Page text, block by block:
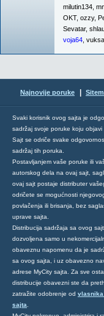
milutin134
OKT, ozzy,
Sevatar,
voja64
Najnovije poruke
Svaki korisnik ovog sajta je
sadržaj svoje poruke koju objavi
Sajt se odriče svake
sadržaj tih poruka.
Postavljanjem vaše poruke ili
autorskog dela na ovaj sajt,
ovaj sajt postaje distributer
odričete se mogućnosti
povlačenja ili brisanja, bez
uprave sajta.
Distribucija sadržaja sa ovog
dozvoljena samo u
obaveznu napomenu da je
sa ovog sajta, i uz obavezno
adrese MyCity sajta. Za sve
distribucije obavezni ste da
zatražite odobrenje od vlasnika
sajta